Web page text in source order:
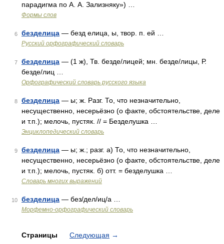
парадигма по А. А. Зализняку») …
Формы слов
6 безделица — безд елица, ы, твор. п. ей …
Русский орфографический словарь
7 безделица — (1 ж), Тв. безде/лицей; мн. безде/лицы, Р.
безде/лиц …
Орфографический словарь русского языка
8 безделица — ы; ж. Разг. То, что незначительно,
несущественно, несерьёзно (о факте, обстоятельстве, деле
и т.п.); мелочь, пустяк. // = Безделушка …
Энциклопедический словарь
9 безделица — ы; ж.; разг. а) То, что незначительно,
несущественно, несерьёзно (о факте, обстоятельстве, деле
и т.п.); мелочь, пустяк. б) отт. = безделушка …
Словарь многих выражений
10 безделица — без/дел/иц/а …
Морфемно-орфографический словарь
Страницы Следующая →